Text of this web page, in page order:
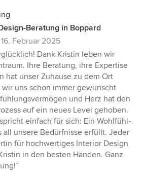
Beratung in Boppard
16. Februar 2025
Dank Kristin leben wir
Ihre Beratung, ihre Expertise
hat unser Zuhause zu dem Ort
uns schon immer gewünscht
und Herz hat den
auf ein neues Level gehoben.
einfach für sich: Ein Wohlfühl-
all unsere Bedürfnisse erfüllt. Jeder
für hochwertiges Interior Design
in den besten Händen. Ganz